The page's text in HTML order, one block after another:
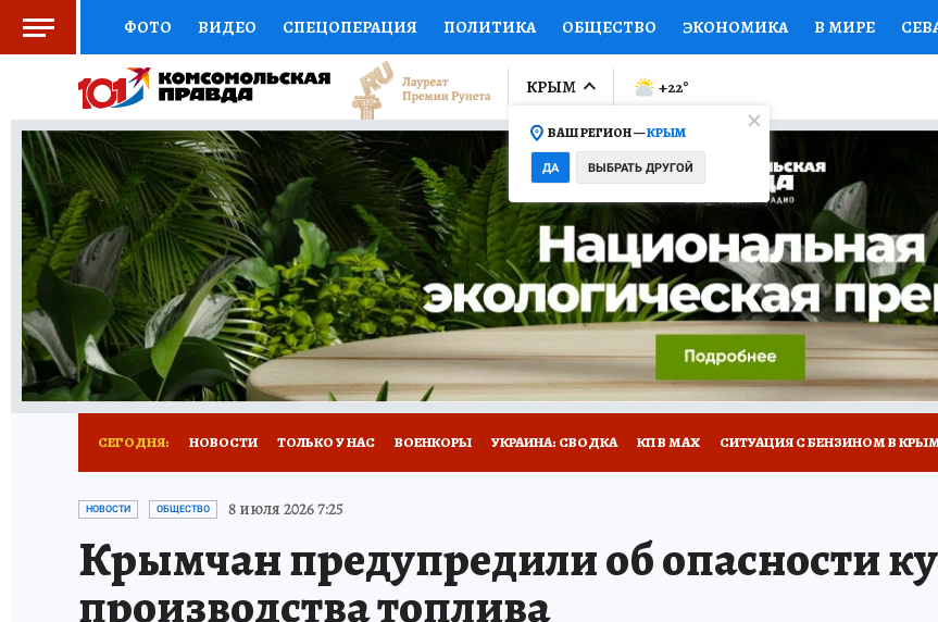
ФОТО ВИДЕО СПЕЦОПЕРАЦИЯ ПОЛИТИКА ОБЩЕСТВО ЭКОНОМИКА В МИРЕ
ЗДОРОВЬЕ СОЦПОДДЕРЖКА НАУКА СПОРТ КОЛУМНИСТЫ
ВЫБОР ЭКСПЕРТОВ ДОКТОР ФИНАНСЫ ОТКРЫВАЕМ МИР СЕМЬЯ
КНИЖНАЯ ПОЛКА ПРОГНОЗЫ НА СПОРТ ПРОМОКОДЫ СЕРИАЛЫ СПЕЦПРОЕКТЫ
ПРЕСС-ЦЕНТР НЕДВИЖИМОСТЬ ТЕЛЕВИЗОР КОНКУРСЫ РАБОТА У НАС ГИД
КОЛЛЕКЦИИ РЕКЛАМА ТЕСТЫ НОВОЕ НА САЙТЕ
КРЫМ
ВАШ РЕГИОН —КРЫМ
ДА ВЫБРАТЬ ДРУГОЙ
+22°
СЕГОДНЯ: НОВОСТИ ТОЛЬКО У НАС ВОЕНКОРЫ УКРАИНА: СВОДКА КП В МАХ СИТУАЦИЯ С БЕНЗИНОМ В
СИТУАЦИЯ С МАЗУТОМ В КРЫМУ
НОВОСТИ ОБЩЕСТВО 8 июля 2026 7:25
Крымчан предупредили об опасности
производства топлива